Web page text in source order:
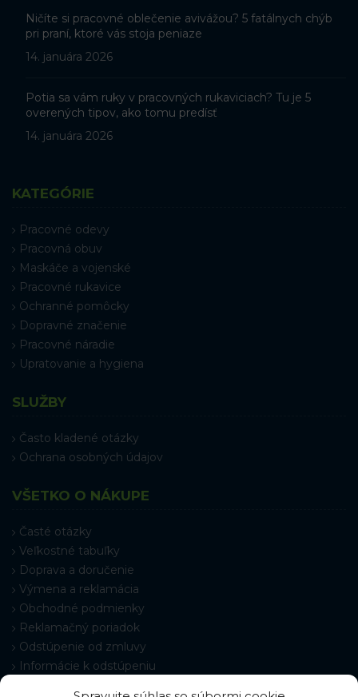
Ničíte si pracovné oblečenie avivážou? 5 fatálnych chýb
pri praní, ktoré vás stoja peniaze
14. januára 2026
Potia sa vám ruky v pracovných rukaviciach? Tu je 5
overených tipov, ako tomu predísť
14. januára 2026
KATEGÓRIE
Pracovné odevy
Pracovná obuv
Maskáče a vojenské
Pracovné rukavice
Ochranné pomôcky
Dopravné značenie
Pracovné náradie
Upratovanie a hygiena
SLUŽBY
Často kladené otázky
Ochrana osobných údajov
VŠETKO O NÁKUPE
Časté otázky
Veľkostné tabuľky
Doprava a doručenie
Výmena a reklamácia
Obchodné podmienky
Reklamačný poriadok
Odstúpenie od zmluvy
Informácie k odstúpeniu